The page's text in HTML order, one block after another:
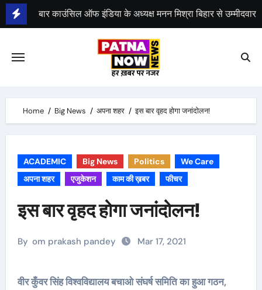
Skip
to
भीम सेना का भारत बंद, राजद का बंद को समर्थन
Home Big News अपना शहर इस बार वृहद होगा जनांदोलन!
ACADEMIC Big News Politics
We Care
अपना शहर
एजुकेशन काम की ख़बर फीचर
इस बार वृहद होगा जनांदोलन!
By om prakash pandey Mar 17, 2021
वीर कुँवर सिंह विश्वविद्यालय बचाओ संघर्ष समिति का हुआ गठन,